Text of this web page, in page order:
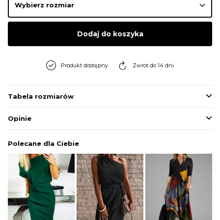
BLUZY
BIELIZNA
Dodaj do koszyka
Produkt dostępny Zwrot do 14 dni
Tabela rozmiarów
Opinie
Polecane dla Ciebie